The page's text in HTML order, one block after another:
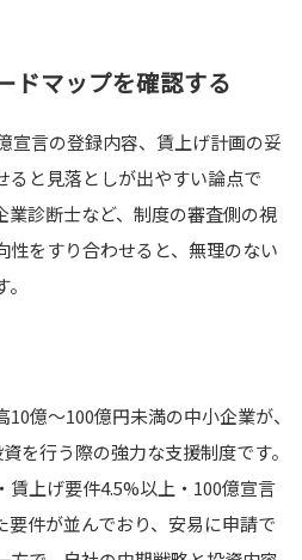
ドマップを確認する
宣言の登録内容、賃上げ計画の妥
ると見落としが出やすい論点で
業診断士など、制度の審査側の視
性をすり合わせると、無理のない
億〜100億円未満の中小企業が、
を行う際の強力な支援制度です。
上げ要件4.5%以上・100億宣言
件が並んでおり、安易に申請で